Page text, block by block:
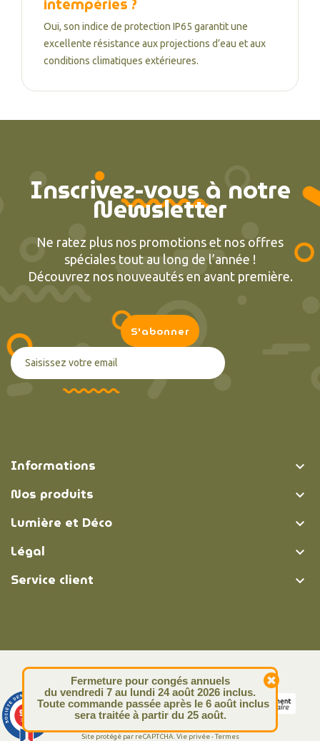
Oui, son indice de protection IP65 garantit une
excellente résistance aux projections d’eau et aux
conditions climatiques extérieures.
Inscrivez-vous à notre
Newsletter
Ne ratez plus nos promotions et nos offres
spéciales tout au long de l’année !
Découvrez nos nouveautés en avant première.
Informations 
Nos produits 
Lumière et Déco 
Légal 
Service client 
© Lumière et Déco | 2026
Site protégé par reCAPTCHA. Vie privée-Termes
Fermeture pour congés annuels
du vendredi 7 au lundi 24 août 2026 inclus.
Toute commande passée après le 6 août inclus
sera traitée à partir du 25 août.
9.4
313 avis